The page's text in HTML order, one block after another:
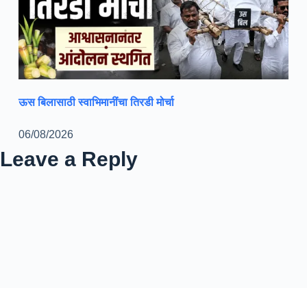
ऊस बिलासाठी स्वाभिमानींचा तिरडी मोर्चा
06/08/2026
Leave a Reply